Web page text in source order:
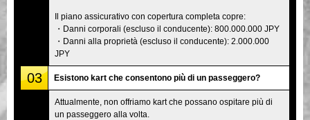
Il piano assicurativo con copertura completa copre:
・Danni corporali (escluso il conducente): 800.000.000 JPY
・Danni alla proprietà (escluso il conducente): 2.000.000
JPY
03 Esistono kart che consentono più di un passeggero?
Attualmente, non offriamo kart che possano ospitare più di
un passeggero alla volta.